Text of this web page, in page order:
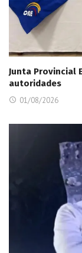
Junta Provincial
autoridades
01/08/2026